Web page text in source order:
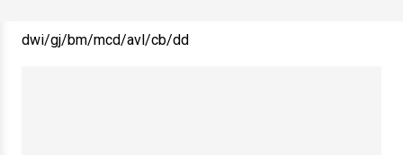
dwi/gj/bm/mcd/avl/cb/dd